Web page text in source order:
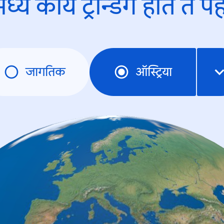
काय ट्रेन्डिंंग होते ते
जागतिक ऑस्ट्रिया